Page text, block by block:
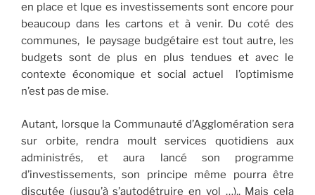
en place et lque es investissements sont encore pour
beaucoup dans les cartons et à venir. Du coté des
communes, le paysage budgétaire est tout autre, les
budgets sont de plus en plus tendues et avec le
contexte économique et social actuel l’optimisme
n’est pas de mise.
Autant, lorsque la Communauté d’Agglomération sera
sur orbite, rendra moult services quotidiens aux
administrés, et aura lancé son programme
d’investissements, son principe même pourra être
discutée (jusqu’à s’autodétruire en vol …),. Mais cela